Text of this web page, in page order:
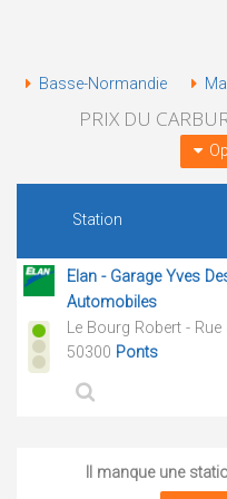
Basse-Normandie
PRIX DU
Station
Elan - Garage Yves
Automobiles
Le Bourg Robert -
50300 Ponts
Il manque une